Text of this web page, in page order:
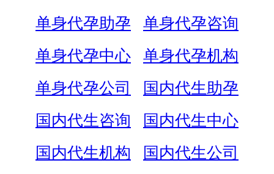
单身代孕助孕
单身代孕咨询
单身代孕中心
单身代孕机构
单身代孕公司
国内代生助孕
国内代生咨询
国内代生中心
国内代生机构
国内代生公司